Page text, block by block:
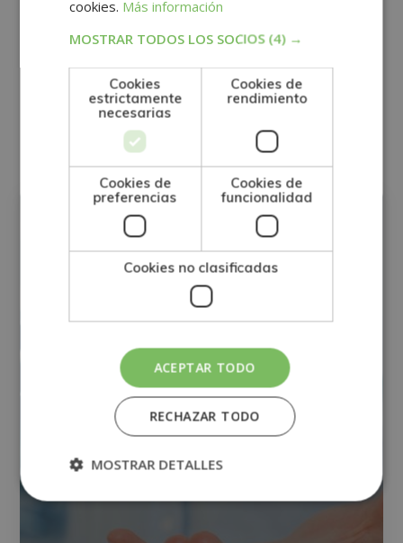
Legitimación del tratamiento: Consentimiento del interesado.
dirigiéndose a la dirección direccion@grupotarraco.com.
Para más información consulte nuestra Política de Privacidad.
Otras titulaciones
DIRECCIÓN GENERAL
cookies. Más información
MOSTRAR TODOS LOS SOCIOS (4) →
Cookies
estrictamente
necesarias
Cookies de
rendimiento
Cookies de
preferencias
Cookies de
funcionalidad
Cookies no clasificadas
ACEPTAR TODO
RECHAZAR TODO
MOSTRAR DETALLES